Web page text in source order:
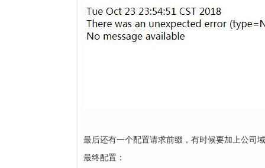
最后还有一个配置请求前缀，有时候要加上公司
最终配置：